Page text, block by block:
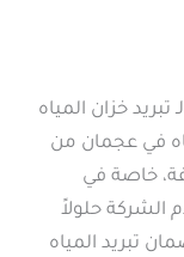
خزان المياه
في عجمان من
خاصة في
الشركة حلولاً
تبريد المياه